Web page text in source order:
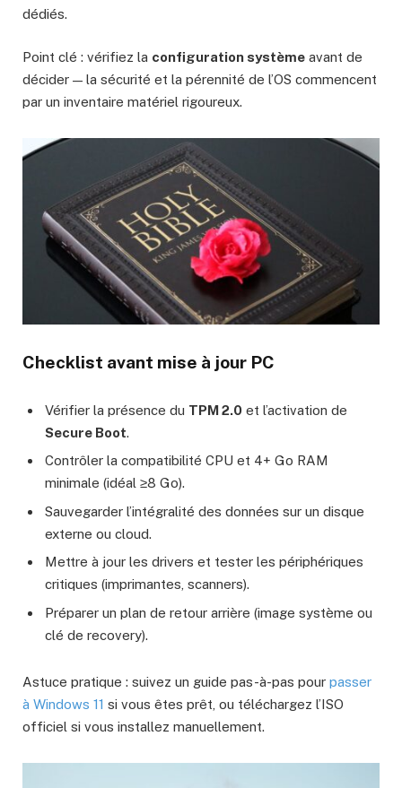
dédiés.
Point clé : vérifiez la configuration système avant de
décider — la sécurité et la pérennité de l’OS commencent
par un inventaire matériel rigoureux.
Checklist avant mise à jour PC
Vérifier la présence du TPM 2.0 et l’activation de
Secure Boot.
Contrôler la compatibilité CPU et 4+ Go RAM
minimale (idéal ≥8 Go).
Sauvegarder l’intégralité des données sur un disque
externe ou cloud.
Mettre à jour les drivers et tester les périphériques
critiques (imprimantes, scanners).
Préparer un plan de retour arrière (image système ou
clé de recovery).
Astuce pratique : suivez un guide pas-à-pas pour passer
à Windows 11 si vous êtes prêt, ou téléchargez l’ISO
officiel si vous installez manuellement.